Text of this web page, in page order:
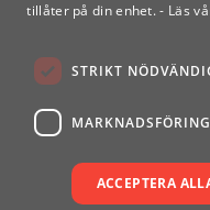
tillåter på din enhet. - Läs
STRIKT
MARKNADSFÖRING
ACCEPTERA